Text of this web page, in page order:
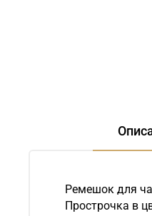
Ремешок для
Прострочка в